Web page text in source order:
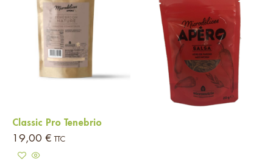
Classic Pro Tenebrio
19,00 € TTC